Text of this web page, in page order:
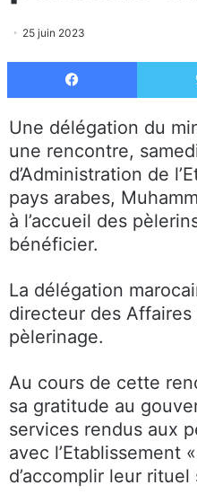
25 juin 2023
Facebook
Une délégation du
une rencontre,
d’Administration de
pays arabes,
à l’accueil des
bénéficier.
La délégation
directeur des
pèlerinage.
Au cours de cette
sa gratitude au
services rendus aux
avec l’Etablissement
d’accomplir leur